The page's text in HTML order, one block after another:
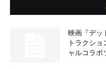
映画『デッ
トラクシ
ャルコラボ